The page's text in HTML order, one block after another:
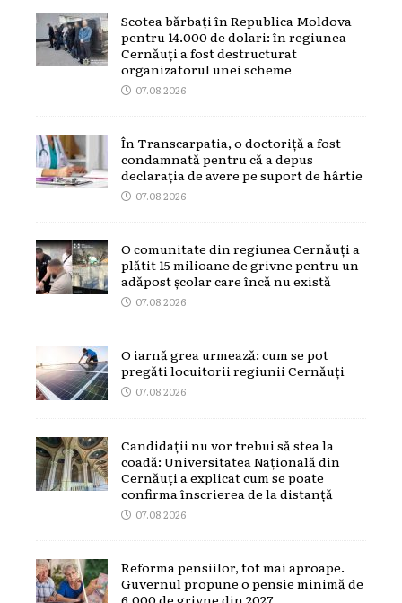
Scotea bărbați în Republica Moldova
pentru 14.000 de dolari: în regiunea
Cernăuți a fost destructurat
organizatorul unei scheme
07.08.2026
În Transcarpatia, o doctoriță a fost
condamnată pentru că a depus
declarația de avere pe suport de hârtie
07.08.2026
O comunitate din regiunea Cernăuți a
plătit 15 milioane de grivne pentru un
adăpost școlar care încă nu există
07.08.2026
O iarnă grea urmează: cum se pot
pregăti locuitorii regiunii Cernăuți
07.08.2026
Candidații nu vor trebui să stea la
coadă: Universitatea Națională din
Cernăuți a explicat cum se poate
confirma înscrierea de la distanță
07.08.2026
Reforma pensiilor, tot mai aproape.
Guvernul propune o pensie minimă de
6.000 de grivne din 2027